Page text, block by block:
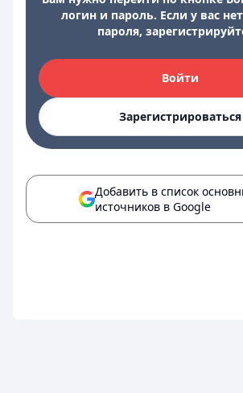
логин и пароль. Если у вас
пароля,
Войти
Зарегистрироваться
Добавить в список
источников в Google